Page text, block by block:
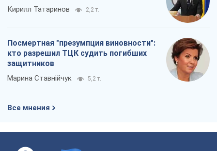
Кирилл Татаринов 2,2 т.
Посмертная "презумпция виновности":
кто разрешил ТЦК судить погибших
защитников
Марина Ставнійчук 5,2 т.
Все мнения